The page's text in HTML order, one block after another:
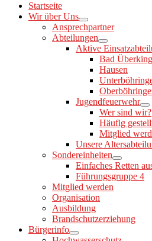
Startseite
Wir über Uns
Ansprechpartner
Abteilungen
Aktive
Bad
Hausen
Jugendfeuerwehr
Wer sind wir?
Häufig
Mitglied
Unsere
Sondereinheiten
Einfaches Retten
Führungsgruppe 4
Mitglied werden
Organisation
Ausbildung
Brandschutzerziehung
Bürgerinfo